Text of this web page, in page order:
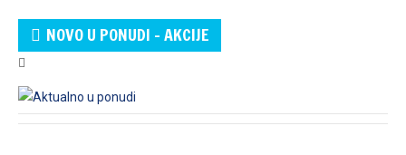
NOVO U PONUDI - AKCIJE